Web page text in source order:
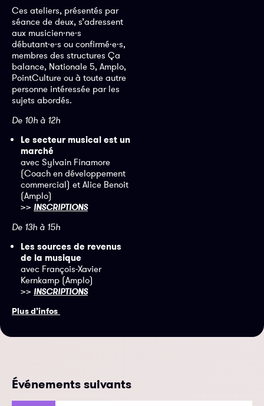
Ces ateliers, présentés par
séance de deux, s’adressent
aux musicien·ne·s
débutant·e·s ou confirmé·e·s,
membres des structures Ça
balance, Nationale 5, Amplo,
PointCulture ou à toute autre
personne intéressée par les
sujets abordés.
De 10h à 12h
Le secteur musical est un
marché
avec Sylvain Finamore
(Coach en développement
commercial) et Alice Benoit
(Amplo)
>> INSCRIPTIONS
De 13h à 15h
Les sources de revenus
de la musique
avec François-Xavier
Kernkamp (Amplo)
>> INSCRIPTIONS
Plus d’infos
Événements suivants